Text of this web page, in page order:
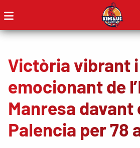
Victòria vibrant i
emocionant de
Manresa davant
Palencia per 78